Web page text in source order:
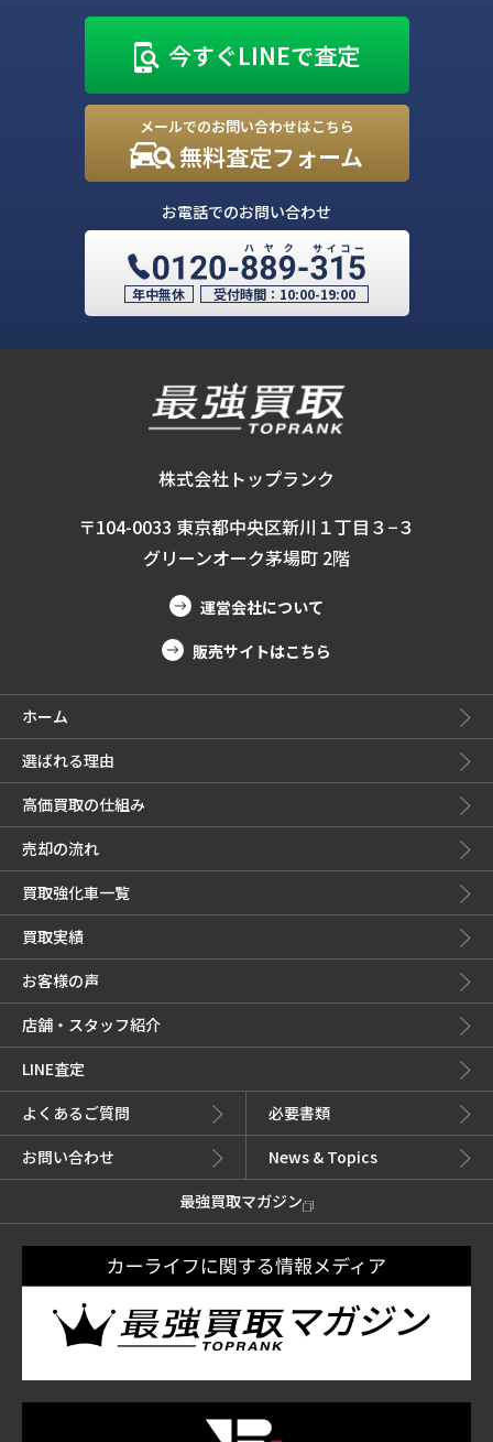
今すぐLINEで査定
メールでのお問い合わせはこちら
無料査定フォーム
お電話でのお問い合わせ
年中無休 受付時間： 10:00-19:00
株式会社トップランク
〒104-0033 東京都中央区新川１丁目３−３
グリーンオーク茅場町 2階
運営会社について
販売サイトはこちら
ホーム
選ばれる理由
高価買取の仕組み
売却の流れ
買取強化車一覧
買取実績
お客様の声
店舗・スタッフ紹介
LINE査定
よくあるご質問
必要書類
お問い合わせ
News & Topics
最強買取マガジン